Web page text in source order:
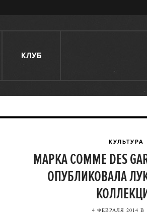
КЛУБ
КУЛЬТУРА
МАРКА COMME DES
ОПУБЛИКОВАЛА
4 ФЕВРАЛЯ 2014 В